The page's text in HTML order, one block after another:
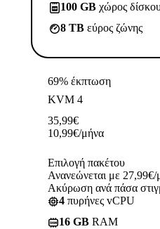
100 GB χώρος
8 TB εύρος ζώνης
69% έκπτωση
KVM 4
35,99€
10,99€/μήνα
Επιλογή πακέτου
Ανανεώνεται με 27,99€/
Ακύρωση ανά πάσα
4 πυρήνες vCPU
16 GB RAM